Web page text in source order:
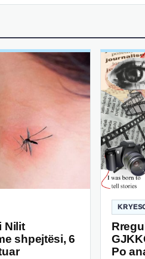
Nilit
shpejtësi, 6
Po